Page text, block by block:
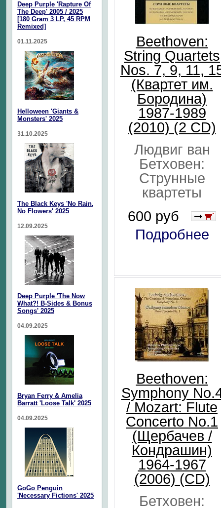
Beethoven:
String Quartets
Nos. 7, 9, 11,
(Квартет им.
Бородина)
1987-1989
(2010) (2 CD)
Людвиг ван
Бетховен:
Струнные
квартеты
600 руб
Подробнее
Beethoven:
Symphony
/ Mozart: Flute
Concerto No.1
(Щербачев /
Кондрашин)
1964-1967
(2006) (CD)
Бетховен:
Deep Purple 'Rapture Of
The Deep' 2005 / 2025
[180 Gram 3 LP, 45 RPM
Remixed]
01.11.2025
Helloween 'Giants &
Monsters' 2025
31.10.2025
The Black Keys 'No Rain,
No Flowers' 2025
12.09.2025
Deep Purple 'The Now
What?! B-Sides & Bonus
Songs' 2025
04.09.2025
Bryan Ferry & Amelia
Barratt 'Loose Talk' 2025
04.09.2025
GoGo Penguin
'Necessary Fictions' 2025